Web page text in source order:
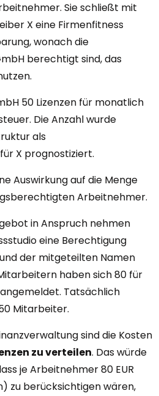
Sie schließt mit
X eine Firmenfitness
wonach die
berechtigt sind, das
50 Lizenzen für monatlich
Die Anzahl wurde
als
X prognostiziert.
Auswirkung auf die Menge
Arbeitnehmer.
in Anspruch nehmen
eine Berechtigung
der mitgeteilten Namen
haben sich 80 für
Tatsächlich
Mitarbeiter.
sind die Kosten
zu verteilen. Das würde
je Arbeitnehmer 80 EUR
zu berücksichtigen wären,